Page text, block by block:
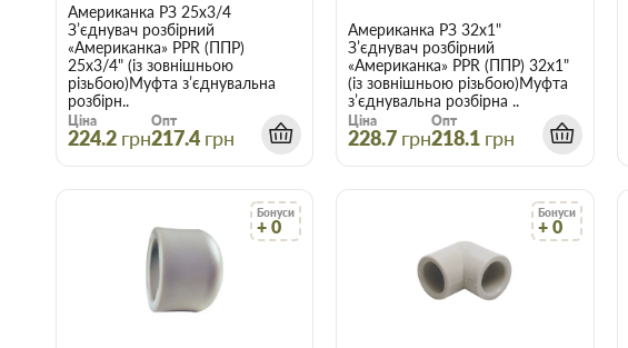
Американка PЗ 25х3/4
З’єднувач розбірний
«Американка» PPR (ППР)
25х3/4" (із зовнішньою
різьбою)Муфта з’єднувальна
розбірн..
Ціна
224.2 грн
Опт
217.4 грн
Американка PЗ 32х1"
З’єднувач розбірний
«Американка» PPR (ППР) 32х1"
(із зовнішньою різьбою)Муфта
з’єднувальна розбірна ..
Ціна
228.7 грн
Опт
218.1 грн
Бонуси
+ 0
Бонуси
+ 0